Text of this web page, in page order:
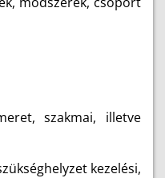
illetve
kezelési,